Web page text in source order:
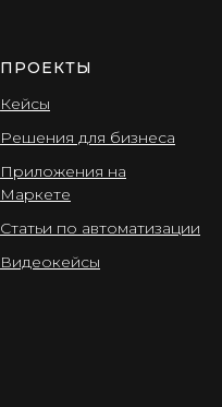
ПРОЕКТЫ
Кейсы
Решения для бизнеса
Приложения на
Маркете
Статьи по автоматизации
Видеокейсы